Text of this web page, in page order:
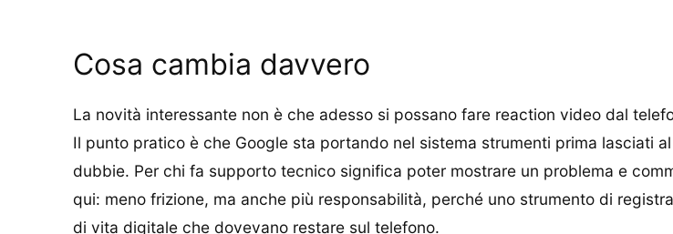
Cosa cambia davvero
La novità interessante non è che adesso si possano fare reaction video dal
Il punto pratico è che Google sta portando nel sistema strumenti prima lasciati
dubbie. Per chi fa supporto tecnico significa poter mostrare un problema e
qui: meno frizione, ma anche più responsabilità, perché uno strumento di
di vita digitale che dovevano restare sul telefono.